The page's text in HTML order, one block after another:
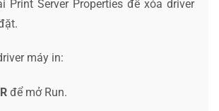
Print Server Properties để xóa driver
máy in:
để mở Run.